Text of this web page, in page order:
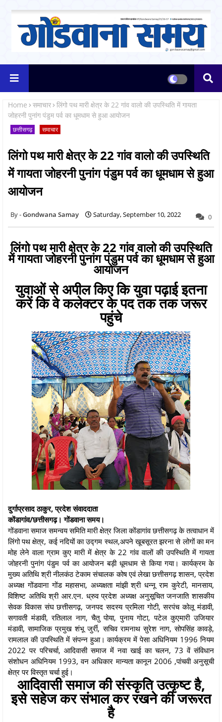
Home समाचार लिंगो पथ मारी क्षेत्र के 22 गांव वालो की उपस्थिति में गायता
जोहरनी पुनांग पंडुम पर्व का धूमधाम से हुआ आयोजन
छत्तीसगढ़ समाचार
लिंगो पथ मारी क्षेत्र के 22 गांव वालो की उपस्थिति
में गायता जोहरनी पुनांग पंडुम पर्व का धूमधाम से हुआ
आयोजन
Gondwana Samay Saturday, September 10, 2022 0
लिंगो पथ मारी क्षेत्र के 22 गांव वालो की उपस्थिति
में गायता जोहरनी पुनांग पंडुम पर्व का धूमधाम से हुआ
आयोजन
युवाओं से अपील किए कि युवा पढ़ाई इतना
करें कि वे कलेक्टर के पद तक तक जरूर
पहुंचे
दुर्गाप्रसाद ठाकुर, प्रदेश संवाददाता
कोंडागांव/छत्तीसगढ़। गोंडवाना समय।
गोंडवाना समाज समन्वय समिति मारी क्षेत्र जिला कोंडागांव छत्तीसगढ़ के तत्वाधान में
लिंगो पथ क्षेत्र, कई नदियों का उद्गम स्थल,अपने खूबसूरत झरना से लोगों का मन
मोह लेने वाला ग्राम कुए मारी में क्षेत्र के 22 गांव वालों की उपस्थिति में गायता
जोहरनी पुनांग पंडुम पर्व का आयोजन बड़ी धूमधाम से किया गया। कार्यक्रम के
मुख्य अतिथि श्री नीलकंठ टेकाम संचालक कोष एवं लेखा छत्तीसगढ़ शासन, प्रदेश
अध्यक्ष गोंडवाना गोंड महासभा, अध्यक्षता मांझी श्री धन्नू राम कुरेटी, मानसाय,
विशिष्ट अतिथि श्री आर.एन. ध्रुव प्रदेश अध्यक्ष अनुसूचित जनजाति शासकीय
सेवक विकास संघ छत्तीसगढ़, जनपद सदस्य प्रमिला गोटी, सरपंच कोलू मंडावी,
सगावती मंडावी, रतिलाल नाग, चैतु पोया, पुनाय गोटा, पटेल कुएमारी उजियार
मंडावी, सामाजिक प्रमुख शंभू जुर्री, सचिव रामनाथ सुरेश नाग, सोपसिंह कावड़े,
रामलाल की उपस्थिति में संपन्न हुआ। कार्यक्रम में पेसा अधिनियम 1996 नियम
2022 पर परिचर्चा, आदिवासी समाज में नवा खाई का चलन, 73 वें संविधान
संशोधन अधिनियम 1993, वन अधिकार मान्यता कानून 2006 ,पांचवी अनुसूची
क्षेत्र पर विस्तृत चर्चा हुई।
आदिवासी समाज की संस्कृति उत्कृष्ट है,
इसे सहेज कर संभाल कर रखने की जरूरत
है